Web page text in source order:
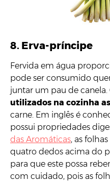
8. Erva-príncipe
Fervida em água
pode ser consumido
juntar um pau de canela.
utilizados na cozinha
carne. Em inglês é
possui propriedades
das Aromáticas, as
quatro dedos acima do
para que este possa
com cuidado, pois as